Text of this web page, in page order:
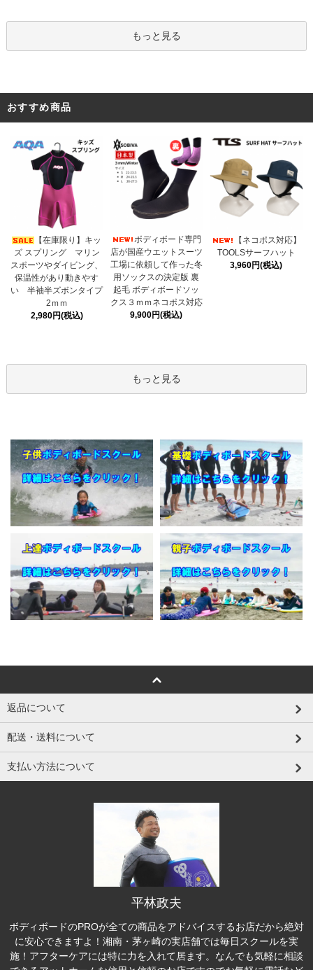
もっと見る
おすすめ商品
【在庫限り】キッ
ズ スプリング マリン
スポーツやダイビング、
保温性があり動きやす
い 半袖半ズボンタイプ
2ｍｍ
2,980円(税込)
ボディボード専門
店が国産ウエットスーツ
工場に依頼して作った冬
用ソックスの決定版 裏
起毛 ボディボードソッ
クス３ｍｍネコポス対応
9,900円(税込)
【ネコポス対応】
TOOLSサーフハット
3,960円(税込)
もっと見る
返品について
配送・送料について
支払い方法について
平林政夫
ボディボードのPROが全ての商品をアドバイスするお店だから絶対
に安心できますよ！湘南・茅ヶ崎の実店舗では毎日スクールを実
施！アフターケアには特に力を入れて居ます。なんでも気軽に相談